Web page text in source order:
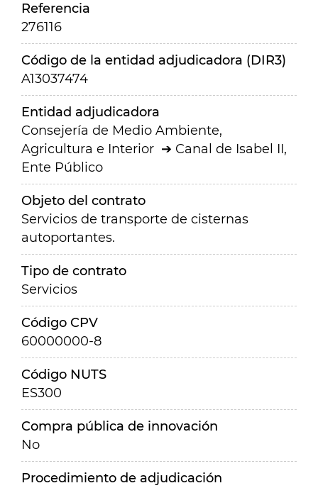
Referencia
276116
Código de la entidad adjudicadora (DIR3)
A13037474
Entidad adjudicadora
Consejería de Medio Ambiente,
Agricultura e Interior
Canal de Isabel II,
Ente Público
Objeto del contrato
Servicios de transporte de cisternas
autoportantes.
Tipo de contrato
Servicios
Código CPV
60000000-8
Código NUTS
ES300
Compra pública de innovación
No
Procedimiento de adjudicación